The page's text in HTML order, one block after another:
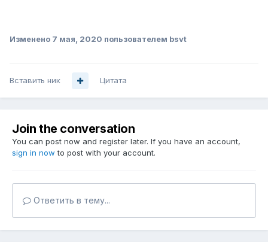
Изменено 7 мая, 2020 пользователем bsvt
Вставить ник Цитата
Join the conversation
You can post now and register later. If you have an account,
sign in now to post with your account.
Ответить в тему...